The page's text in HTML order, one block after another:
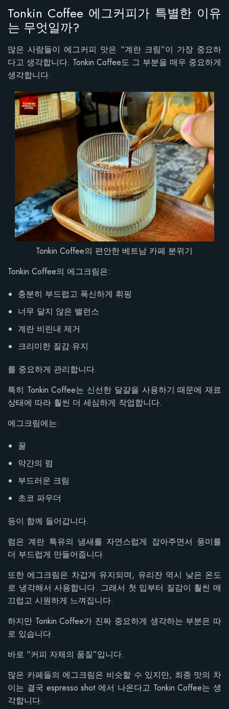
Tonkin Coffee 에그커피가 특별한 이유
는 무엇일까?
많은 사람들이 에그커피 맛은 “계란 크림”이 가장 중요하
다고 생각합니다. Tonkin Coffee도 그 부분을 매우 중요하게
생각합니다.
Tonkin Coffee의 편안한 베트남 카페 분위기
Tonkin Coffee의 에그크림은:
충분히 부드럽고 폭신하게 휘핑
너무 달지 않은 밸런스
계란 비린내 제거
크리미한 질감 유지
를 중요하게 관리합니다.
특히 Tonkin Coffee는 신선한 달걀을 사용하기 때문에 재료
상태에 따라 훨씬 더 세심하게 작업합니다.
에그크림에는:
꿀
약간의 럼
부드러운 크림
초코 파우더
등이 함께 들어갑니다.
럼은 계란 특유의 냄새를 자연스럽게 잡아주면서 풍미를
더 부드럽게 만들어줍니다.
또한 에그크림은 차갑게 유지되며, 유리잔 역시 낮은 온도
로 냉각해서 사용합니다. 그래서 첫 입부터 질감이 훨씬 매
끄럽고 시원하게 느껴집니다.
하지만 Tonkin Coffee가 진짜 중요하게 생각하는 부분은 따
로 있습니다.
바로 “커피 자체의 품질”입니다.
많은 카페들의 에그크림은 비슷할 수 있지만, 최종 맛의 차
이는 결국 espresso shot 에서 나온다고 Tonkin Coffee는 생
각합니다.